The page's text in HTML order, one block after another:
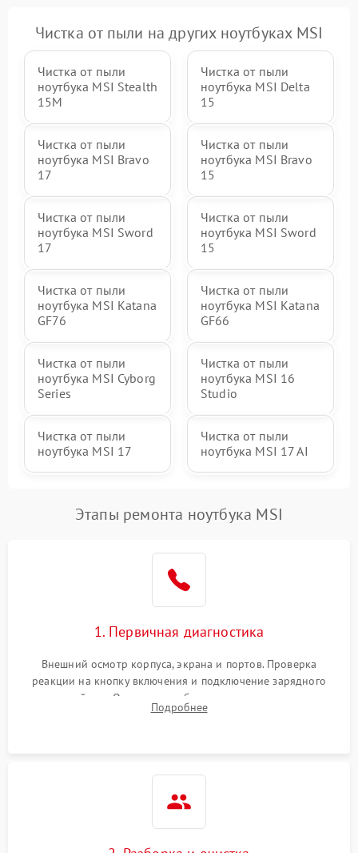
Чистка от пыли на других ноутбуках MSI
Чистка от пыли
ноутбука MSI Stealth
15M
Чистка от пыли
ноутбука MSI Delta
15
Чистка от пыли
ноутбука MSI Bravo
17
Чистка от пыли
ноутбука MSI Bravo
15
Чистка от пыли
ноутбука MSI Sword
17
Чистка от пыли
ноутбука MSI Sword
15
Чистка от пыли
ноутбука MSI Katana
GF76
Чистка от пыли
ноутбука MSI Katana
GF66
Чистка от пыли
ноутбука MSI Cyborg
Series
Чистка от пыли
ноутбука MSI 16
Studio
Чистка от пыли
ноутбука MSI 17
Чистка от пыли
ноутбука MSI 17 AI
Этапы ремонта ноутбука MSI
1. Первичная диагностика
Внешний осмотр корпуса, экрана и портов. Проверка
реакции на кнопку включения и подключение зарядного
устройства. Оценка потребления тока с помощью
лабораторного блока питания для локализации проблемы.
Подробнее